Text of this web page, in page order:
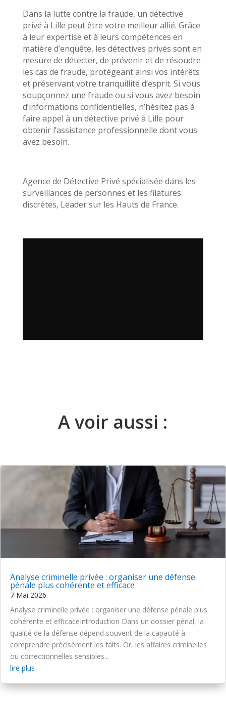
Dans la lutte contre la fraude, un détective
privé à Lille peut être votre meilleur allié. Grâce
à leur expertise et à leurs compétences en
matière d’enquête, les détectives privés sont en
mesure de détecter, de prévenir et de résoudre
les cas de fraude, protégeant ainsi vos intérêts
et préservant votre tranquillité d’esprit. Si vous
soupçonnez une fraude ou si vous avez besoin
d’informations confidentielles, n’hésitez pas à
faire appel à un détective privé à Lille pour
obtenir l’assistance professionnelle dont vous
avez besoin.
Agence de Détective Privé spécialisée dans les
surveillances de personnes et les filatures
discrètes, Leader sur les Hauts de France.
A voir aussi :
Analyse criminelle privée : organiser une défense
pénale plus cohérente et efficace
7 Mai 2026
Analyse criminelle privée : organiser une défense pénale plus
cohérente et efficaceIntroduction Dans un dossier pénal, la
qualité de la défense dépend souvent de la capacité à
comprendre précisément les faits. Or, les affaires criminelles
ou correctionnelles sensibles...
lire plus